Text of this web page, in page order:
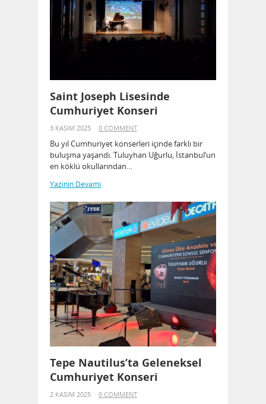
Saint Joseph Lisesinde
Cumhuriyet Konseri
3 KASIM 2025 0 COMMENT
Bu yıl Cumhuriyet konserleri içinde farklı bir
buluşma yaşandı. Tuluyhan Uğurlu, İstanbul’un
en köklü okullarından…
Yazinin Devami
Tepe Nautilus’ta Geleneksel
Cumhuriyet Konseri
2 KASIM 2025 0 COMMENT